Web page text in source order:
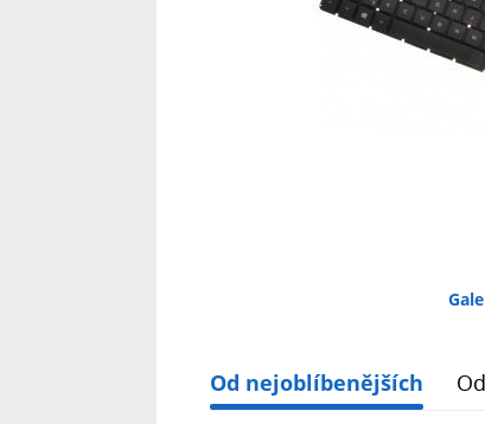
Od nejoblíbenějších